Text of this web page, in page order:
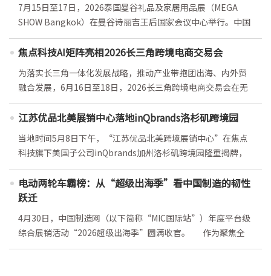
层次的合作，为更多中
制造网（以下简称“MIC国际站”）组织十余家平台会员企业参
与“特展·马来西亚站”活动，以统一特装的形式集中参展，
物流和现场搭建由MIC国际站统一协调。展会筹备期，李璇不用
7月15日至17日，2026泰国曼谷礼品及家居用品展（MEGA
SHOW Bangkok）在曼谷诗丽吉王后国家会议中心举行。中国
制造网（以下简称“MIC国际站”）携平台高级会员企业的优质
展品共同参展，并联合展会主办方举办专题论坛及直采大会等
MEGA SHOW系列展会誉满全球逾30载，是亚太地区举足轻重
的展贸平台。去年3月，MIC国际站与MEGA SHOW主办方香港
精准对接。此次MEGA SHOW曼谷正是双方深化合作后的又一
关键成果落地。而这次参展也是MIC国际站自去年启动“十
焦点科技AI矩阵亮相2026长三角跨境电商交易会
为落实长三角一体化发展战略，推动产业带抱团出海、内外贸
融合发展，6月16日至18日，2026长三角跨境电商交易会在无
锡盛大举行。本届展会以全球跨境资源展区与制造商展区两大
板块布局，汇聚全国优质产业带、头部跨境平台与全链路服务
限公司（以下简称“焦点科技”）携旗下AI产品矩阵重磅亮相
全球跨境资源展区，焦点科技副总裁、AI中心总经理卢颐受邀
效到业务增长闭环》主题演讲，向业界全景呈现了焦点科技在
“AI+外贸”领域从技术筑基到全球智连的新生态图景。三十年
深耕，立足外贸全场景
江苏优品北美展销中心落地inQbrands洛杉矶跨境园
当地时间5月8日下午，“江苏优品北美跨境展销中心”在焦点
科技旗下美国子公司inQbrands加州洛杉矶跨境园隆重揭牌，
该中心由江苏省商务厅指导设立，标志着江苏优质制造在北美
拥有了集品牌推广、产品展示、本地化运营于一体的实体支
点。江苏省商务厅相关部门领导、inQbrands团队及中国出海
宠物用品、家居建材、户外装备、汽配野营等领域的江苏企业
入驻场景化展区，环保型豆腐猫砂、玻璃纤维网等新型建材、
电动两轮车霸榜：从“超级出海季”看中国制造的韧性
跃迁
4月30日，中国制造网（以下简称“MIC国际站”）年度平台级
综合展销活动“2026超级出海季”圆满收官。 作为聚焦全
球春季采购旺季的贸易盛会，本次活动交出了一份亮眼的成绩